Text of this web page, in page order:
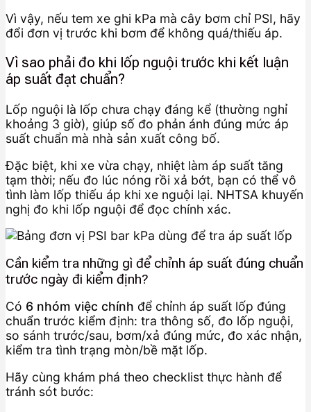
Vì vậy, nếu tem xe ghi kPa mà cây bơm chỉ PSI, hãy
đổi đơn vị trước khi bơm để không quá/thiếu áp.
Vì sao phải đo khi lốp nguội trước khi kết luận
áp suất đạt chuẩn?
Lốp nguội là lốp chưa chạy đáng kể (thường nghỉ
khoảng 3 giờ), giúp số đo phản ánh đúng mức áp
suất chuẩn mà nhà sản xuất công bố.
Đặc biệt, khi xe vừa chạy, nhiệt làm áp suất tăng
tạm thời; nếu đo lúc nóng rồi xả bớt, bạn có thể vô
tình làm lốp thiếu áp khi xe nguội lại. NHTSA khuyến
nghị đo khi lốp nguội để đọc chính xác.
Cần kiểm tra những gì để chỉnh áp suất đúng chuẩn
trước ngày đi kiểm định?
Có 6 nhóm việc chính để chỉnh áp suất lốp đúng
chuẩn trước kiểm định: tra thông số, đo lốp nguội,
so sánh trước/sau, bơm/xả đúng mức, đo xác nhận,
kiểm tra tình trạng mòn/bề mặt lốp.
Hãy cùng khám phá theo checklist thực hành để
tránh sót bước: